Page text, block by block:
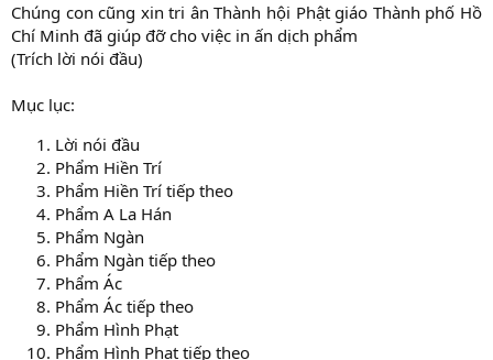
Chúng con cũng xin tri ân Thành hội Phật giáo Thành phố Hồ
Chí Minh đã giúp đỡ cho việc in ấn dịch phẩm
(Trích lời nói đầu)
Mục lục:
Lời nói đầu
Phẩm Hiền Trí
Phẩm Hiền Trí tiếp theo
Phẩm A La Hán
Phẩm Ngàn
Phẩm Ngàn tiếp theo
Phẩm Ác
Phẩm Ác tiếp theo
Phẩm Hình Phạt
Phẩm Hình Phạt tiếp theo